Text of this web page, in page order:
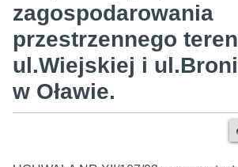
zagospodarowania
przestrzennego
ul.Wiejskiej i
w Oławie.